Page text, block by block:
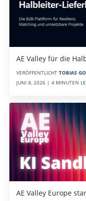
AE Valley für die
VERÖFFENTLICHT TOBIAS
JUNI 8, 2026 | 4 MINUTEN
AE Valley Europe